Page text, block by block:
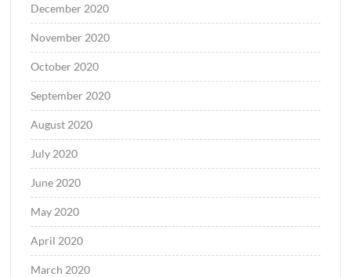
December 2020
November 2020
October 2020
September 2020
August 2020
July 2020
June 2020
May 2020
April 2020
March 2020